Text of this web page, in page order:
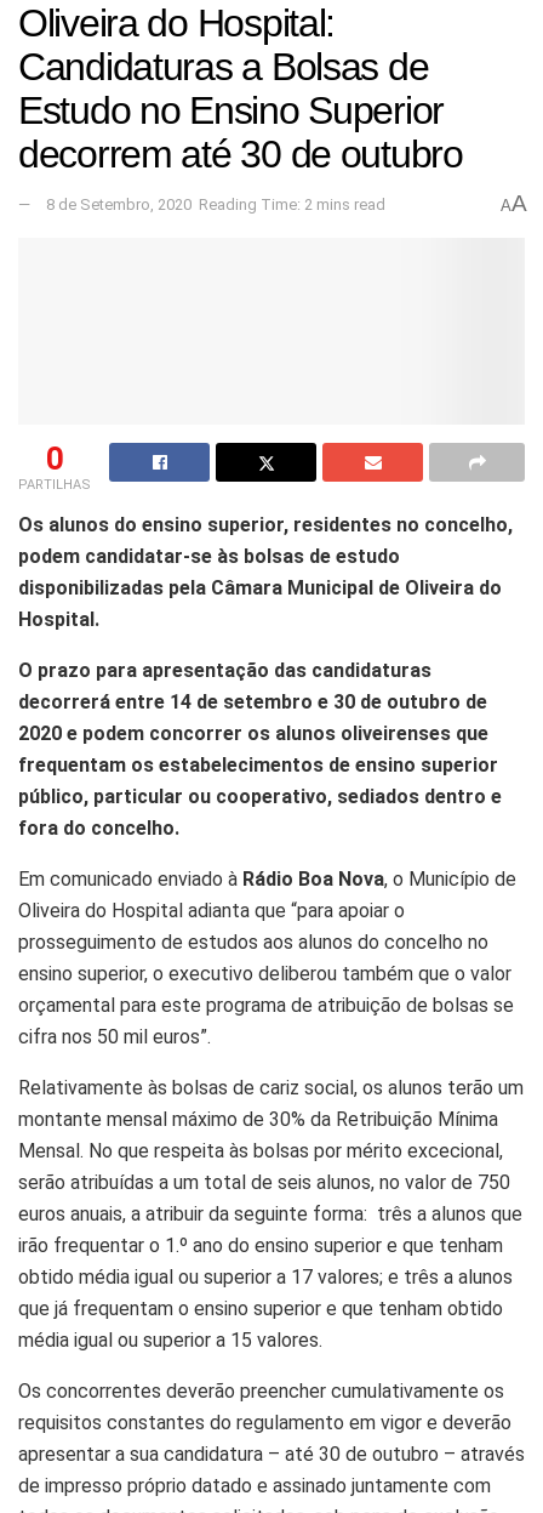
Oliveira do Hospital:
Candidaturas a Bolsas de
Estudo no Ensino Superior
decorrem até 30 de outubro
8 de Setembro, 2020 Reading Time: 2 mins read AA
0
PARTILHAS
Os alunos do ensino superior, residentes no concelho,
podem candidatar-se às bolsas de estudo
disponibilizadas pela Câmara Municipal de Oliveira do
Hospital.
O prazo para apresentação das candidaturas
decorrerá entre 14 de setembro e 30 de outubro de
2020 e podem concorrer os alunos oliveirenses que
frequentam os estabelecimentos de ensino superior
público, particular ou cooperativo, sediados dentro e
fora do concelho.
Em comunicado enviado à Rádio Boa Nova, o Município de
Oliveira do Hospital adianta que “para apoiar o
prosseguimento de estudos aos alunos do concelho no
ensino superior, o executivo deliberou também que o valor
orçamental para este programa de atribuição de bolsas se
cifra nos 50 mil euros”.
Relativamente às bolsas de cariz social, os alunos terão um
montante mensal máximo de 30% da Retribuição Mínima
Mensal. No que respeita às bolsas por mérito excecional,
serão atribuídas a um total de seis alunos, no valor de 750
euros anuais, a atribuir da seguinte forma: três a alunos que
irão frequentar o 1.º ano do ensino superior e que tenham
obtido média igual ou superior a 17 valores; e três a alunos
que já frequentam o ensino superior e que tenham obtido
média igual ou superior a 15 valores.
Os concorrentes deverão preencher cumulativamente os
requisitos constantes do regulamento em vigor e deverão
apresentar a sua candidatura – até 30 de outubro – através
de impresso próprio datado e assinado juntamente com